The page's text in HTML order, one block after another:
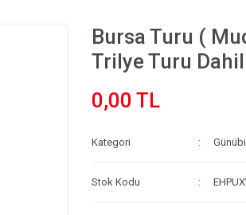
Bursa Turu (
Trilye Turu
0,00 TL
Kategori
Stok Kodu